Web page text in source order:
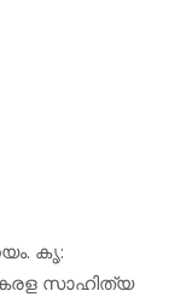
കൃ:
സാഹിത്യ